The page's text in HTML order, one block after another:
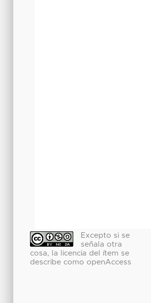
Excepto si se
señala otra
cosa, la licencia del ítem se
describe como openAccess